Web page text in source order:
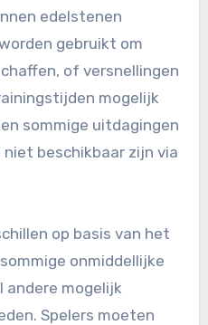
edelstenen
gebruikt om
of versnellingen
mogelijk
sommige uitdagingen
beschikbaar zijn via
op basis van het
onmiddellijke
andere mogelijk
Spelers moeten